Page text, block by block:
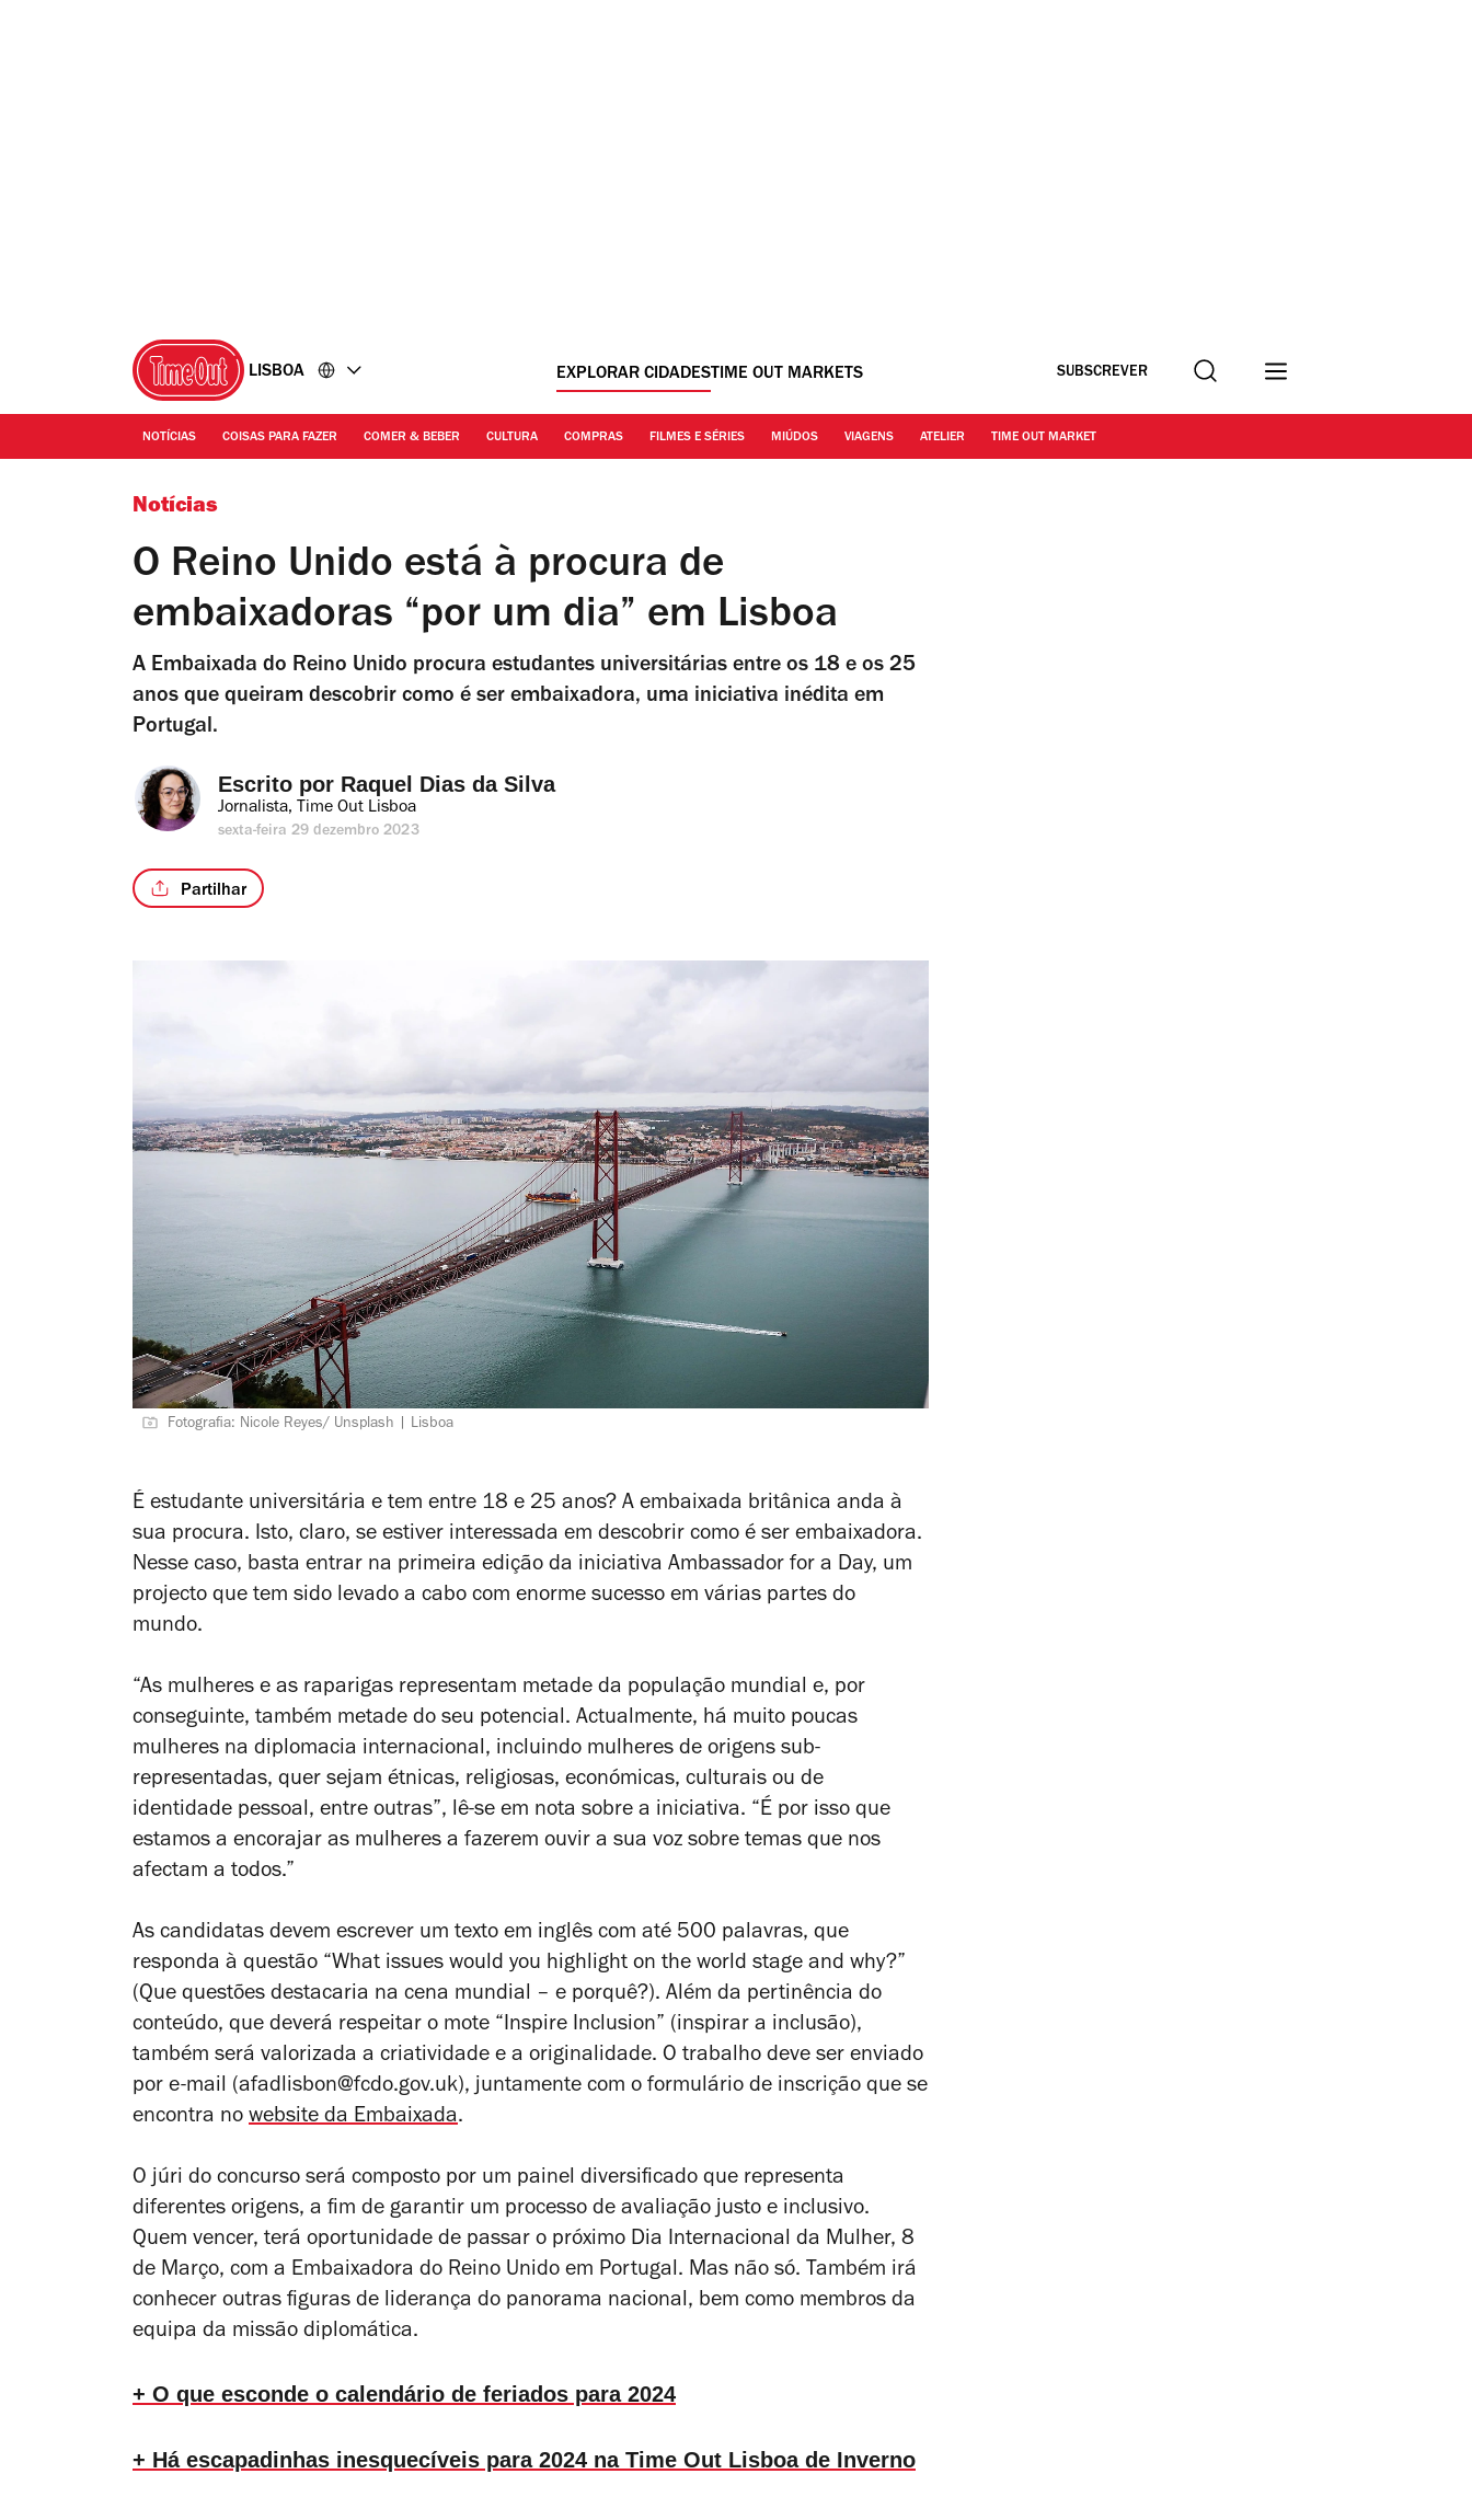
LISBOA EXPLORAR CIDADESTIME OUT MARKETS SUBSCREVER Procurar
NOTÍCIAS COISAS PARA FAZER COMER & BEBER CULTURA COMPRAS FILMES E SÉRIES MIÚDOS VIAGENS ATELIER TIME OUT MARKET
Notícias
O Reino Unido está à procura de
embaixadoras “por um dia” em Lisboa
A Embaixada do Reino Unido procura estudantes universitárias entre os 18 e os 25
anos que queiram descobrir como é ser embaixadora, uma iniciativa inédita em
Portugal.
Escrito por Raquel Dias da Silva
Jornalista, Time Out Lisboa
sexta-feira 29 dezembro 2023
Partilhar
Fotografia: Nicole Reyes/ Unsplash | Lisboa
É estudante universitária e tem entre 18 e 25 anos? A embaixada britânica anda à
sua procura. Isto, claro, se estiver interessada em descobrir como é ser embaixadora.
Nesse caso, basta entrar na primeira edição da iniciativa Ambassador for a Day, um
projecto que tem sido levado a cabo com enorme sucesso em várias partes do
mundo.
“As mulheres e as raparigas representam metade da população mundial e, por
conseguinte, também metade do seu potencial. Actualmente, há muito poucas
mulheres na diplomacia internacional, incluindo mulheres de origens sub-
representadas, quer sejam étnicas, religiosas, económicas, culturais ou de
identidade pessoal, entre outras”, lê-se em nota sobre a iniciativa. “É por isso que
estamos a encorajar as mulheres a fazerem ouvir a sua voz sobre temas que nos
afectam a todos.”
As candidatas devem escrever um texto em inglês com até 500 palavras, que
responda à questão “What issues would you highlight on the world stage and why?”
(Que questões destacaria na cena mundial – e porquê?). Além da pertinência do
conteúdo, que deverá respeitar o mote “Inspire Inclusion” (inspirar a inclusão),
também será valorizada a criatividade e a originalidade. O trabalho deve ser enviado
por e-mail (afadlisbon@fcdo.gov.uk), juntamente com o formulário de inscrição que se
encontra no website da Embaixada.
O júri do concurso será composto por um painel diversificado que representa
diferentes origens, a fim de garantir um processo de avaliação justo e inclusivo.
Quem vencer, terá oportunidade de passar o próximo Dia Internacional da Mulher, 8
de Março, com a Embaixadora do Reino Unido em Portugal. Mas não só. Também irá
conhecer outras figuras de liderança do panorama nacional, bem como membros da
equipa da missão diplomática.
+ O que esconde o calendário de feriados para 2024
+ Há escapadinhas inesquecíveis para 2024 na Time Out Lisboa de Inverno